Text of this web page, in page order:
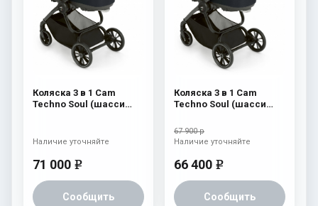
Коляска 3 в 1 Cam
Techno Soul (шасси
71 000 e
Сообщить
Наличие уточняйте
Коляска 3 в 1 Cam
Techno Soul (шасси
67 900 р
66 400 e
Сообщить
Наличие уточняйте